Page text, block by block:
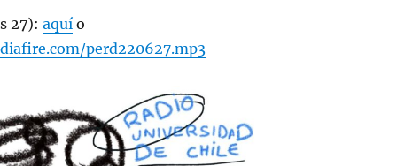
27): aquío
perd220627.mp3